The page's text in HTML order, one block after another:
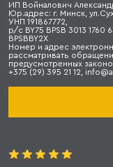
ИП Войналович
Юр.адрес: г. Минск,
УНП 191867772,
р/с BY75 BPSB 3013
BPSBBY2X
Номер и адрес
рассматривать
предусмотренных
+375 (29) 395 21 12,